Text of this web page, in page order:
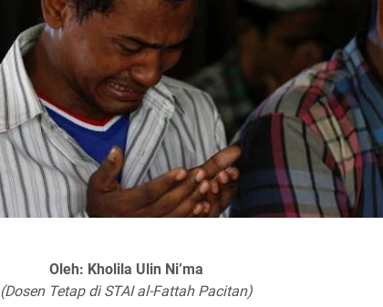
Oleh: Kholila Ulin Ni’ma
(Dosen Tetap di STAI al-Fattah Pacitan)